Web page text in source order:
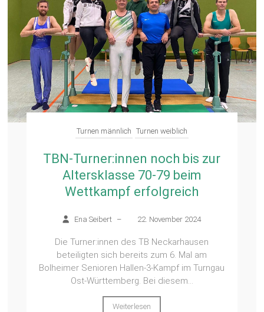
Turnen männlich Turnen weiblich
TBN-Turner:innen noch bis zur
Altersklasse 70-79 beim
Wettkampf erfolgreich
Ena Seibert – 22. November 2024
Die Turner:innen des TB Neckarhausen
beteiligten sich bereits zum 6. Mal am
Bolheimer Senioren Hallen-3-Kampf im Turngau
Ost-Württemberg. Bei diesem...
Weiterlesen